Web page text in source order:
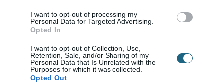
I want to opt-out of processing my
Personal Data for Targeted Advertising.
Opted In
I want to opt-out of Collection, Use,
Retention, Sale, and/or Sharing of my
Personal Data that Is Unrelated with the
Purposes for which it was collected.
Opted Out
Δευ - Παρ: 09:00 - 18:00
Σάββατο: 10:00 - 19:00